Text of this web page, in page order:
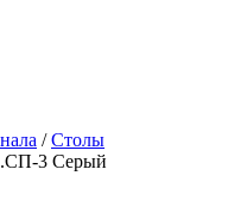
/Столы
3 Серый